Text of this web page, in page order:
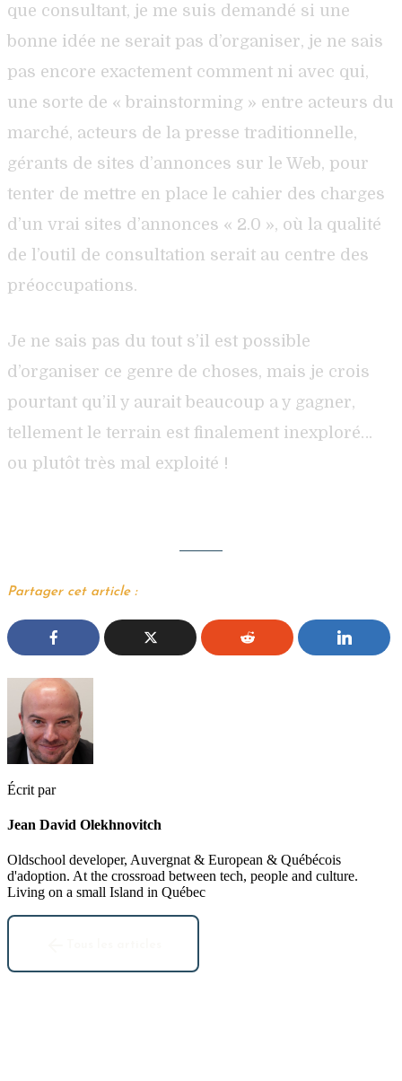
que consultant, je me suis demandé si une
bonne idée ne serait pas d’organiser, je ne sais
pas encore exactement comment ni avec qui,
une sorte de « brainstorming » entre acteurs du
marché, acteurs de la presse traditionnelle,
gérants de sites d’annonces sur le Web, pour
tenter de mettre en place le cahier des charges
d’un vrai sites d’annonces « 2.0 », où la qualité
de l’outil de consultation serait au centre des
préoccupations.
Je ne sais pas du tout s’il est possible
d’organiser ce genre de choses, mais je crois
pourtant qu’il y aurait beaucoup a y gagner,
tellement le terrain est finalement inexploré…
ou plutôt très mal exploité !
Partager cet article :
Écrit par
Jean David Olekhnovitch
Oldschool developer, Auvergnat & European & Québécois
d'adoption. At the crossroad between tech, people and culture.
Living on a small Island in Québec